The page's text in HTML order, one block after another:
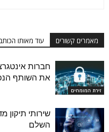
מאמרים קשורים עוד מאותו
זירת המומחים
חברות
את השותף
שירותי תיקון
השלם